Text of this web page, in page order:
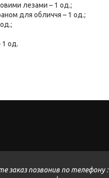
лезами – 1 од.;
для обличчя – 1 од.;
1 од.
заказ позвонив по телефону